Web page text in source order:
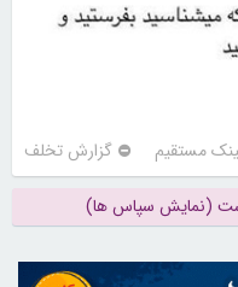
مستقیم گزارش تخلف
(نمایش سپاس ها)